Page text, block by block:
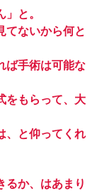
と。
てないから何と
ば手術は可能な
をもらって、大
、と仰ってくれ
るか、はあまり